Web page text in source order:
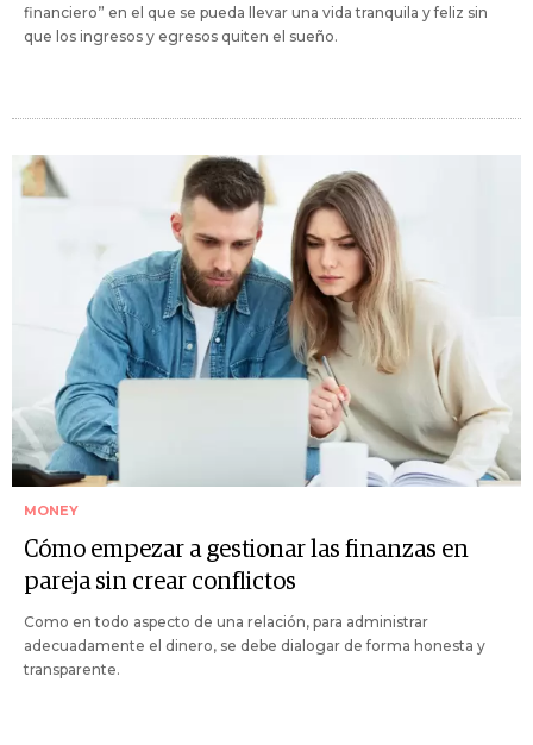
financiero” en el que se pueda llevar una vida tranquila y feliz sin
que los ingresos y egresos quiten el sueño.
MONEY
Cómo empezar a gestionar las finanzas en
pareja sin crear conflictos
Como en todo aspecto de una relación, para administrar
adecuadamente el dinero, se debe dialogar de forma honesta y
transparente.